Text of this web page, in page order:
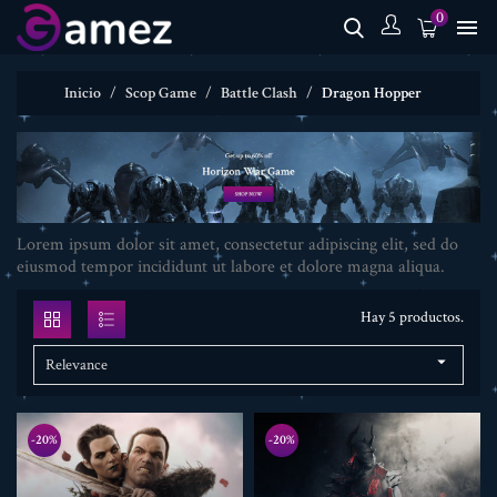
0 
Inicio Scop Game Battle Clash Dragon Hopper
Lorem ipsum dolor sit amet, consectetur adipiscing elit, sed do
eiusmod tempor incididunt ut labore et dolore magna aliqua.
Hay 5 productos.
Relevance 
-20% -20%